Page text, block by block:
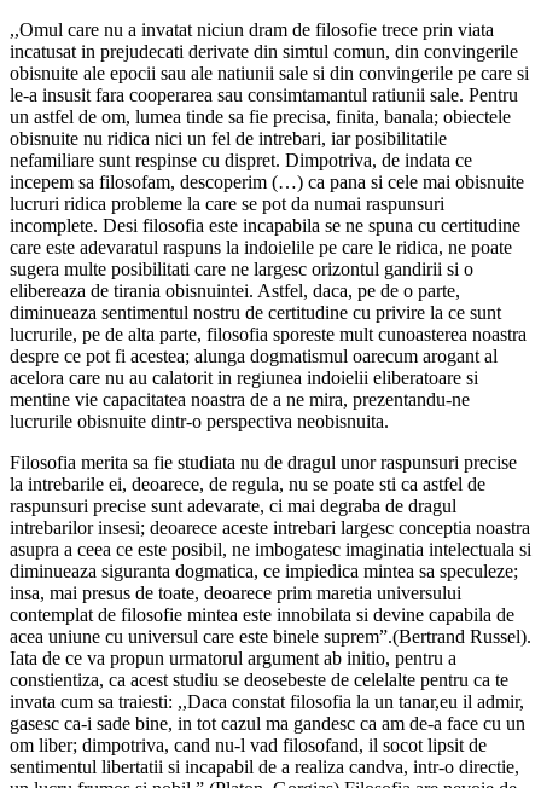
,,Omul care nu a invatat niciun dram de filosofie trece prin viata
incatusat in prejudecati derivate din simtul comun, din convingerile
obisnuite ale epocii sau ale natiunii sale si din convingerile pe care si
le-a insusit fara cooperarea sau consimtamantul ratiunii sale. Pentru
un astfel de om, lumea tinde sa fie precisa, finita, banala; obiectele
obisnuite nu ridica nici un fel de intrebari, iar posibilitatile
nefamiliare sunt respinse cu dispret. Dimpotriva, de indata ce
incepem sa filosofam, descoperim (…) ca pana si cele mai obisnuite
lucruri ridica probleme la care se pot da numai raspunsuri
incomplete. Desi filosofia este incapabila se ne spuna cu certitudine
care este adevaratul raspuns la indoielile pe care le ridica, ne poate
sugera multe posibilitati care ne largesc orizontul gandirii si o
elibereaza de tirania obisnuintei. Astfel, daca, pe de o parte,
diminueaza sentimentul nostru de certitudine cu privire la ce sunt
lucrurile, pe de alta parte, filosofia sporeste mult cunoasterea noastra
despre ce pot fi acestea; alunga dogmatismul oarecum arogant al
acelora care nu au calatorit in regiunea indoielii eliberatoare si
mentine vie capacitatea noastra de a ne mira, prezentandu-ne
lucrurile obisnuite dintr-o perspectiva neobisnuita.
Filosofia merita sa fie studiata nu de dragul unor raspunsuri precise
la intrebarile ei, deoarece, de regula, nu se poate sti ca astfel de
raspunsuri precise sunt adevarate, ci mai degraba de dragul
intrebarilor insesi; deoarece aceste intrebari largesc conceptia noastra
asupra a ceea ce este posibil, ne imbogatesc imaginatia intelectuala si
diminueaza siguranta dogmatica, ce impiedica mintea sa speculeze;
insa, mai presus de toate, deoarece prim maretia universului
contemplat de filosofie mintea este innobilata si devine capabila de
acea uniune cu universul care este binele suprem”.(Bertrand Russel).
Iata de ce va propun urmatorul argument ab initio, pentru a
constientiza, ca acest studiu se deosebeste de celelalte pentru ca te
invata cum sa traiesti: ,,Daca constat filosofia la un tanar,eu il admir,
gasesc ca-i sade bine, in tot cazul ma gandesc ca am de-a face cu un
om liber; dimpotriva, cand nu-l vad filosofand, il socot lipsit de
sentimentul libertatii si incapabil de a realiza candva, intr-o directie,